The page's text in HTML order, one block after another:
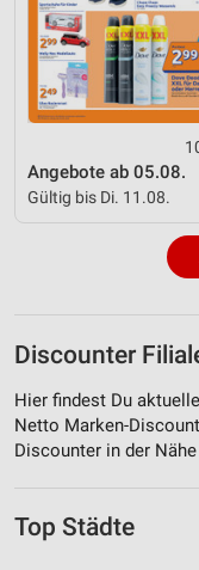
Angebote ab 05.08.
Gültig bis Di. 11.08.
Discounter
Hier findest Du
Netto Marken-
Discounter in der
Top Städte